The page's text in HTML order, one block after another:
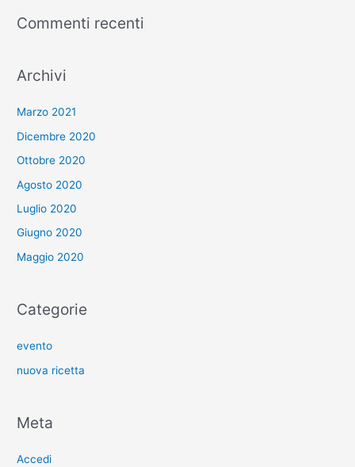
Commenti recenti
Archivi
Marzo 2021
Dicembre 2020
Ottobre 2020
Agosto 2020
Luglio 2020
Giugno 2020
Maggio 2020
Categorie
evento
nuova ricetta
Meta
Accedi